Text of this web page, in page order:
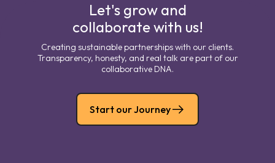
Let's grow and
collaborate with us!
Creating sustainable partnerships with our clients.
Transparency, honesty, and real talk are part of our
collaborative DNA.
Start our Journey